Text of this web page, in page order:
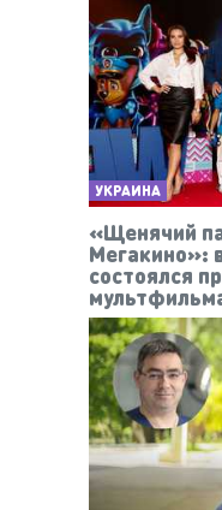
УКРАИНА
«Щенячий
Мегакино»:
состоялся